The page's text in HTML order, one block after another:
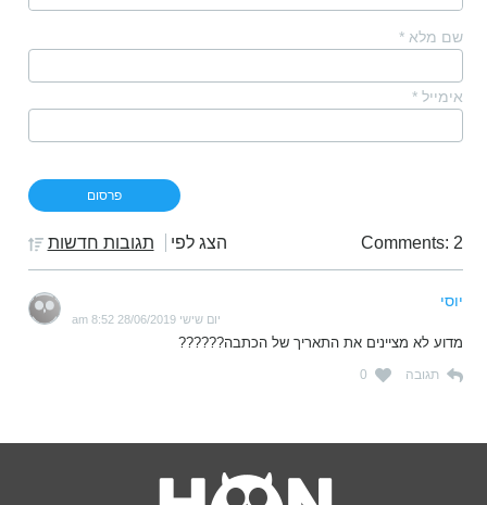
שם מלא *
אימייל *
Comments: 2 הצג לפי תגובות חדשות
יוסי
יום שישי 28/06/2019 8:52 am
מדוע לא מציינים את התאריך של הכתבה??????
תגובה 0